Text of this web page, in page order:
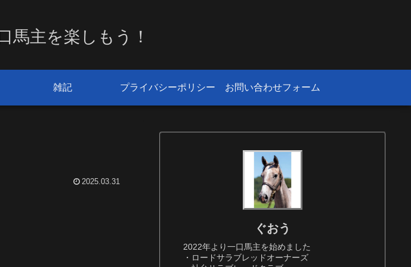
馬主を楽しもう！
雑記 プライバシーポリシー お問い合わせフォーム
2025.03.31
ぐおう
2022年より一口馬主を始めました
・ロードサラブレッドオーナーズ